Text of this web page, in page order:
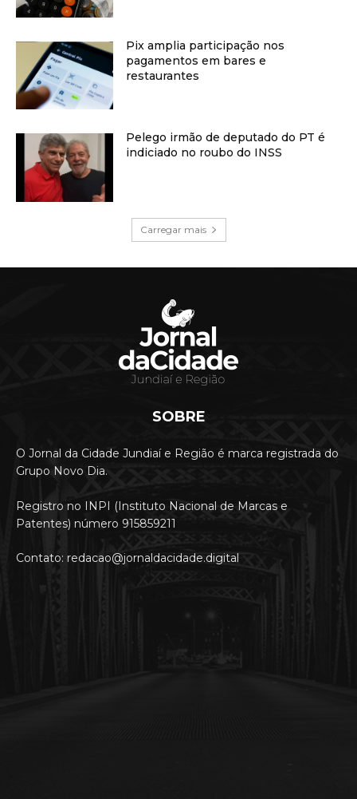
Pix amplia participação nos
pagamentos em bares e
restaurantes
Pelego irmão de deputado do PT é
indiciado no roubo do INSS
Carregar mais
SOBRE
O Jornal da Cidade Jundiaí e Região é marca registrada do
Grupo Novo Dia.
Registro no INPI (Instituto Nacional de Marcas e
Patentes) número 915859211
Contato: redacao@jornaldacidade.digital